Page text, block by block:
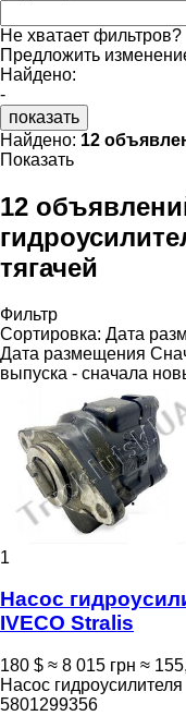
Не хватает фильтров?
Предложить
Найдено:
-
показать
Найдено: 12
Показать
12
тягачей
Фильтр
Сортировка: Дата
Дата размещения
выпуска - сначала
1
Насос
IVECO Stralis
180 $ ≈ 8 015 грн ≈
Насос гидроусилителя
5801299356